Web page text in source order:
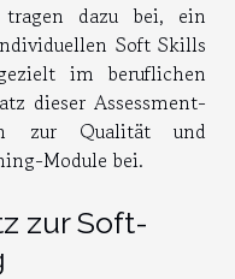
dazu bei, ein
Soft Skills
im beruflichen
dieser Assessment-
zur Qualität und
Module bei.
zur Soft-